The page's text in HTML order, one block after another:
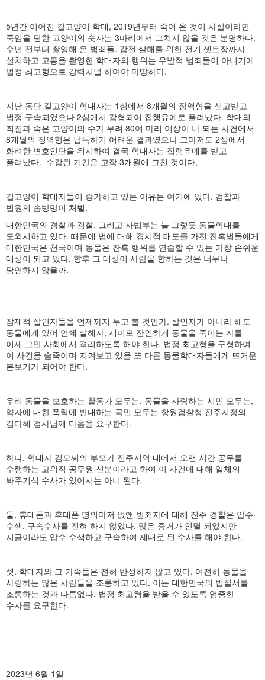
5년간 이어진 길고양이 학대, 2019년부터 죽여 온 것이 사실이라면
죽임을 당한 고양이의 숫자는 3마리에서 그치지 않을 것은 분명하다.
수년 전부터 촬영해 온 범죄들. 감전 살해를 위한 전기 셋트장까지
설치하고 고통을 촬영한 학대자의 행위는 우발적 범죄들이 아니기에
법정 최고형으로 강력처벌 하여야 마땅하다.
지난 동탄 길고양이 학대자는 1심에서 8개월의 징역형을 선고받고
법정 구속되었으나 2심에서 감형되어 집행유예로 풀려났다. 학대의
죄질과 죽은 고양이의 수가 무려 80여 마리 이상이 나 되는 사건에서
8개월의 징역형은 납득하기 어려운 결과였으나 그마저도 2심에서
화려한 변호인단을 위시하여 결국 학대자는 집행유예를 받고
풀려났다. 수감된 기간은 고작 3개월에 그친 것이다,
길고양이 학대자들이 증가하고 있는 이유는 여기에 있다. 검찰과
법원의 솜방망이 처벌.
대한민국의 경찰과 검찰, 그리고 사법부는 늘 그렇듯 동물학대를
도외시하고 있다. 때문에 법에 대해 경시적 태도를 가진 잔혹범들에게
대한민국은 천국이며 동물은 잔혹 행위를 연습할 수 있는 가장 손쉬운
대상이 되고 있다. 향후 그 대상이 사람을 향하는 것은 너무나
당연하지 않을까.
잠재적 살인자들을 언제까지 두고 볼 것인가. 살인자가 아니라 해도
동물에게 있어 연쇄 살해자, 재미로 잔인하게 동물을 죽이는 자를
이제 그만 사회에서 격리하도록 해야 한다. 법정 최고형을 구형하여
이 사건을 숨죽이며 지켜보고 있을 또 다른 동물학대자들에게 뜨거운
본보기가 되어야 한다.
우리 동물을 보호하는 활동가 모두는, 동물을 사랑하는 시민 모두는,
약자에 대한 폭력에 반대하는 국민 모두는 창원검찰청 진주지청의
김다혜 검사님께 다음을 요구한다.
하나. 학대자 김모씨의 부모가 진주지역 내에서 오랜 시간 공무를
수행하는 고위직 공무원 신분이라고 하여 이 사건에 대해 일체의
봐주기식 수사가 있어서는 아니 된다.
둘. 휴대폰과 휴대폰 명의마저 없앤 범죄자에 대해 진주 경찰은 압수·
수색, 구속수사를 전혀 하지 않았다. 많은 증거가 인멸 되었지만
지금이라도 압수·수색하고 구속하여 제대로 된 수사를 해야 한다.
셋. 학대자와 그 가족들은 전혀 반성하지 않고 있다. 여전히 동물을
사랑하는 많은 사람들을 조롱하고 있다. 이는 대한민국의 법질서를
조롱하는 것과 다름없다. 법정 최고형을 받을 수 있도록 엄중한
수사를 요구한다.
2023년 6월 1일